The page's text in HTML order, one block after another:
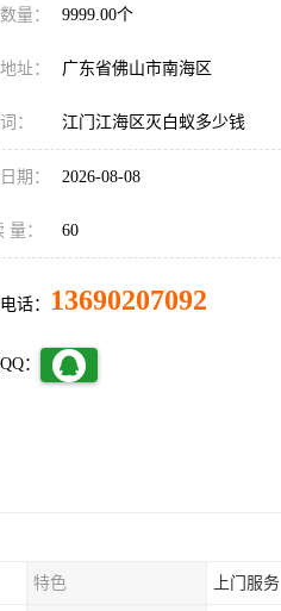
量： 9999.00个
址： 广东省佛山市南海区
： 江门江海区灭白蚁多少钱
期： 2026-08-08
量： 60
话： 13690207092
：
特色 上门服务